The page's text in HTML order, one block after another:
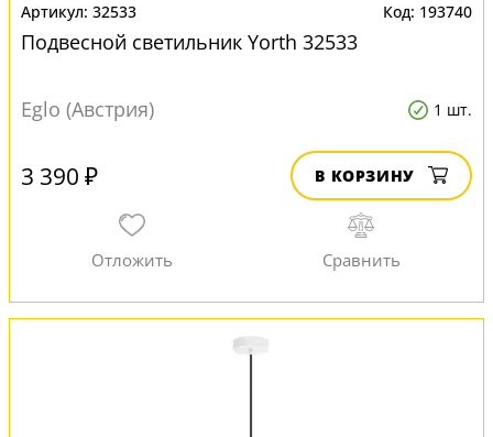
32533 193740
Подвесной светильник Yorth 32533
Eglo (Австрия) 1 шт.
3 390 ₽ В КОРЗИНУ